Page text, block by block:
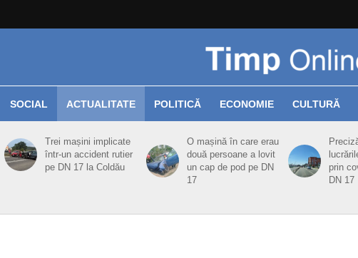
SOCIAL ACTUALITATE POLITICĂ ECONOMIE CULTURĂ
Trei mașini implicate
într-un accident rutier
pe DN 17 la Coldău
O mașină în care erau
două persoane a lovit
un cap de pod pe DN
17
prin
DN 17